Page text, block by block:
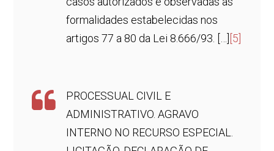
formalidades estabelecidas nos
artigos 77 a 80 da Lei 8.666/93. […]
[5]
PROCESSUAL CIVIL E
ADMINISTRATIVO. AGRAVO
INTERNO NO RECURSO ESPECIAL.